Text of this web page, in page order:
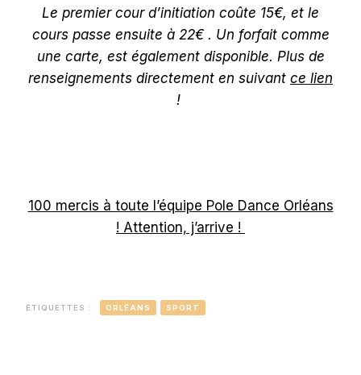
Le premier cour d’initiation coûte 15€, et le
cours passe ensuite à 22€ . Un forfait comme
une carte, est également disponible. Plus de
renseignements directement en suivant ce lien
!
100 mercis à toute l’équipe Pole Dance Orléans
! Attention, j’arrive !
ÉTIQUETTES : ORLÉANS SPORT